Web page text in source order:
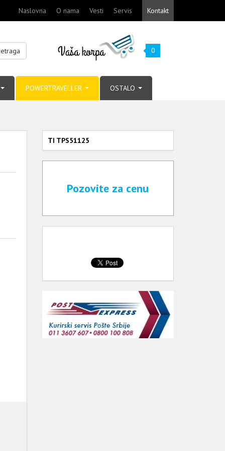
Naslovna O nama Vesti Servis Kontakt
0
POWERTRAVELLER OSTALO
TI TPS51125
Pozovite za cenu